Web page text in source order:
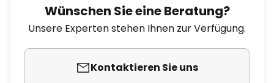
Wünschen Sie eine Beratung?
Unsere Experten stehen Ihnen zur Verfügung.
Kontaktieren Sie uns